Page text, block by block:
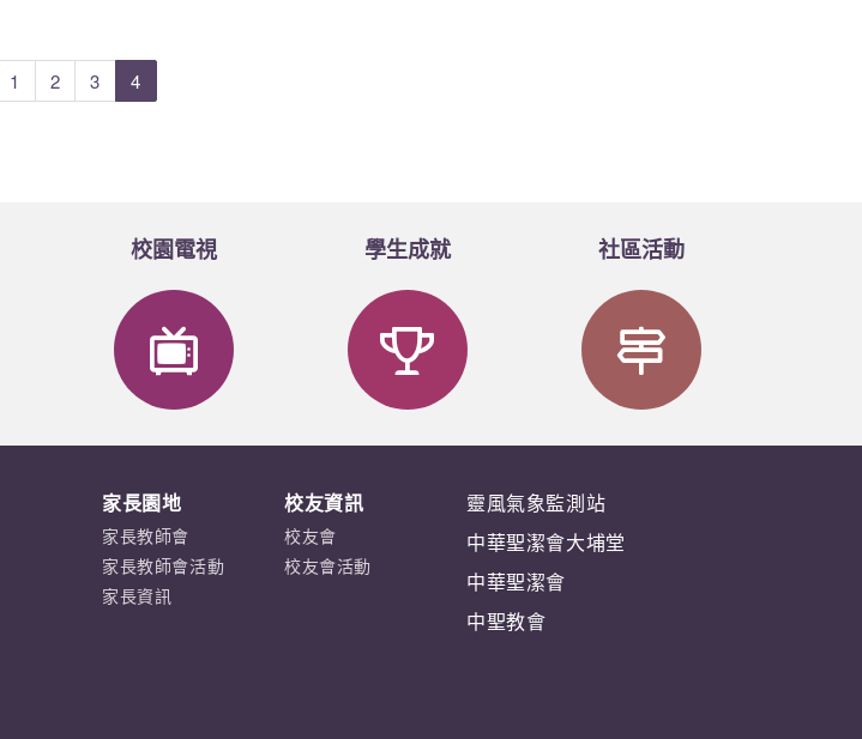
1 2 3 4
校園電視 學生成就 社區活動
家長園地
家長教師會
家長教師會活動
家長資訊
校友資訊
校友會
校友會活動
靈風氣象監測站
中華聖潔會大埔堂
中華聖潔會
中聖教會